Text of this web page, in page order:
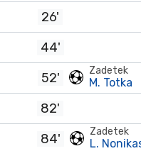
26'
44'
52'
Zadetek
M. Totka
82'
84'
Zadetek
L.